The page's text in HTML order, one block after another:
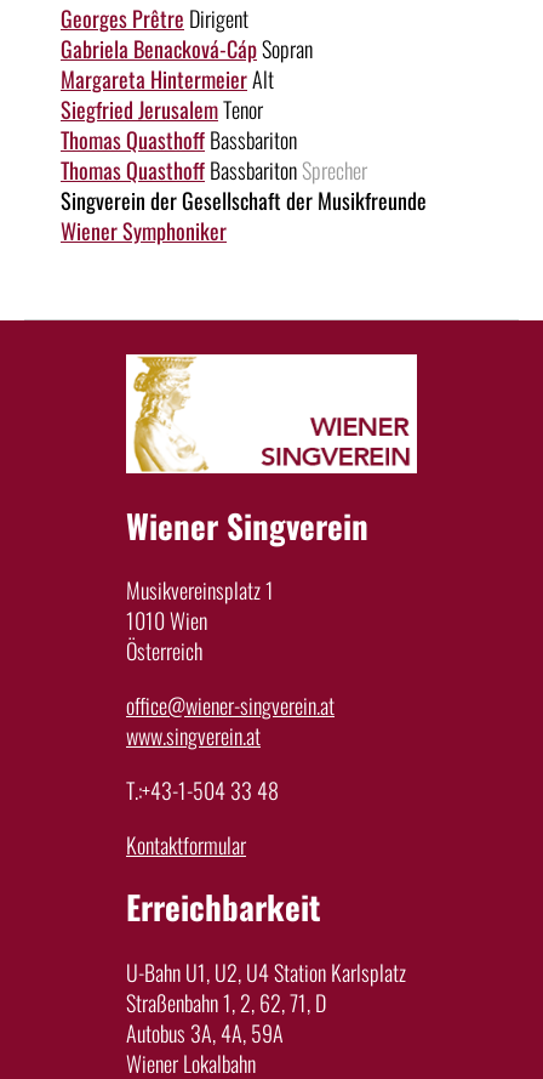
Georges Prêtre Dirigent
Gabriela Benacková-CápSopran
Margareta HintermeierAlt
Siegfried JerusalemTenor
Thomas QuasthoffBassbariton
Thomas QuasthoffBassbaritonSprecher
Singverein der Gesellschaft der Musikfreunde
Wiener Symphoniker
Wiener Singverein
Musikvereinsplatz 1
1010 Wien
Österreich
office@wiener-singverein.at
www.singverein.at
T.:+43-1-504 33 48
Kontaktformular
Erreichbarkeit
U-Bahn U1, U2, U4 Station Karlsplatz
Straßenbahn 1, 2, 62, 71, D
Autobus 3A, 4A, 59A
Wiener Lokalbahn